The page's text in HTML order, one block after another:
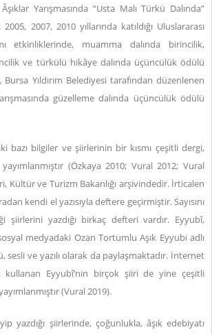
Yarışmasında “Usta Malı Türkü Dalında”
2007, 2010 yıllarında katıldığı Uluslararası
etkinliklerinde, muamma dalında birincilik,
ve türkülü hikâye dalında üçüncülük ödülü
Bursa Yıldırım Belediyesi tarafından düzenlenen
güzelleme dalında üçüncülük ödülü
bazı bilgiler ve şiirlerinin bir kısmı çeşitli dergi,
(Özkaya 2010; Vural 2012; Vural
Kültür ve Turizm Bakanlığı arşivindedir. İrticalen
kendi el yazısıyla deftere geçirmiştir. Sayısını
şiirlerini yazdığı birkaç defteri vardır. Eyyubî,
medyadaki Ozan Tortumlu Aşık Eyyubi adlı
sesli ve yazılı olarak da paylaşmaktadır. İnternet
kullanan Eyyubî’nin birçok şiiri de yine çeşitli
(Vural 2019).
yazdığı şiirlerinde, çoğunlukla, âşık edebiyatı